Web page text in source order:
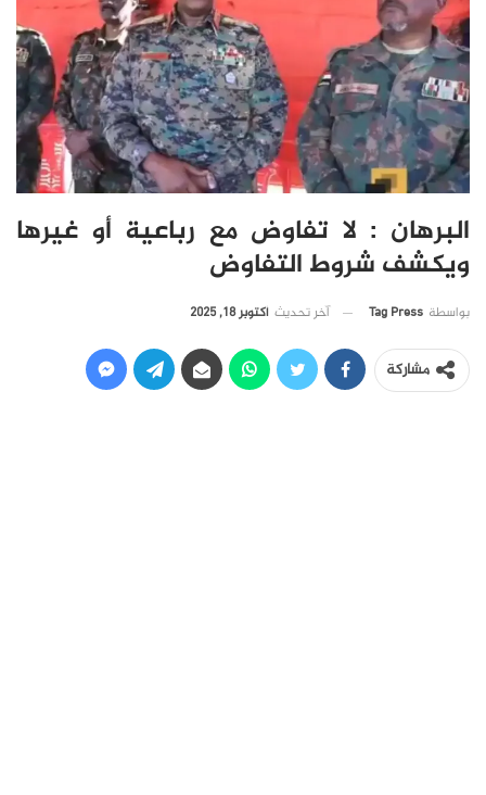
البرهان : لا تفاوض مع رباعية أو غيرها
ويكشف شروط التفاوض
بواسطة Tag Press آخر تحديث أكتوبر 18, 2025
مشاركة